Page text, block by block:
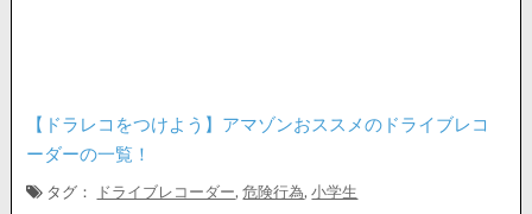
【ドラレコをつけよう】アマゾンおススメのドライブレコ
ーダーの一覧！
タグ： ドライブレコーダー,危険行為,小学生